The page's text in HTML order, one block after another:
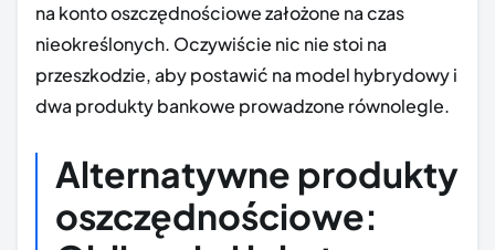
na konto oszczędnościowe założone na czas
nieokreślonych. Oczywiście nic nie stoi na
przeszkodzie, aby postawić na model hybrydowy i
dwa produkty bankowe prowadzone równolegle.
Alternatywne produkty
oszczędnościowe: